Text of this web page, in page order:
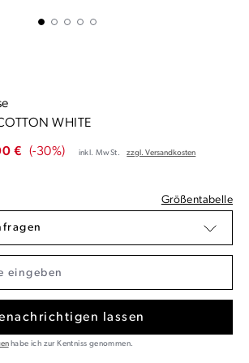
WHITE
€ (-30%) inkl. MwSt. zzgl. Versandkosten
Größentabelle
lassen
habe ich zur Kentniss genommen.